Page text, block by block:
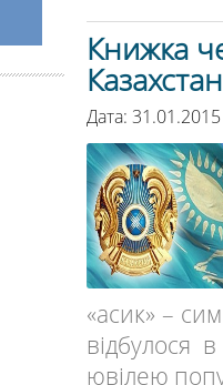
Книжка
Дата:
«асик» –
відбулося
ювілею